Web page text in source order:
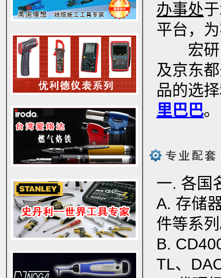
办事处
平台，
宏研
及京东
品的选
里巴巴。
一. 各国
A. 存储
件等系
B.
TL、